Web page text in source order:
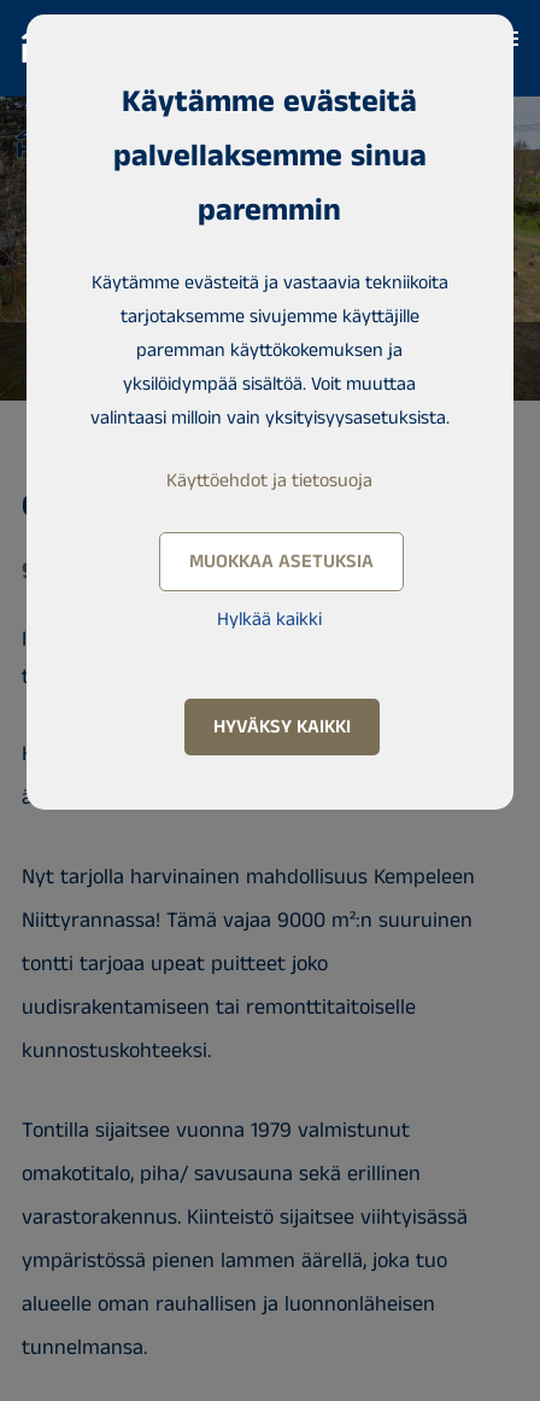
Omakotitalo, Haminakuja 8
90440 Kempele, Niittyranta
Iso tontti jossa purettava tai korjattava
talo
Kempele, Niittyranta – reilun kokoinen tontti lammen
äärellä
Nyt tarjolla harvinainen mahdollisuus Kempeleen
Niittyrannassa! Tämä vajaa 9000 m²:n suuruinen
tontti tarjoaa upeat puitteet joko
uudisrakentamiseen tai remonttitaitoiselle
kunnostuskohteeksi.
Tontilla sijaitsee vuonna 1979 valmistunut
omakotitalo, piha/ savusauna sekä erillinen
varastorakennus. Kiinteistö sijaitsee viihtyisässä
ympäristössä pienen lammen äärellä, joka tuo
alueelle oman rauhallisen ja luonnonläheisen
tunnelmansa.
Käytämme evästeitä
palvellaksemme sinua
paremmin
Käytämme evästeitä ja vastaavia tekniikoita
tarjotaksemme sivujemme käyttäjille
paremman käyttökokemuksen ja
yksilöidympää sisältöä. Voit muuttaa
valintaasi milloin vain yksityisyysasetuksista.
Käyttöehdot ja tietosuoja
MUOKKAA ASETUKSIA
Hylkää kaikki
HYVÄKSY KAIKKI